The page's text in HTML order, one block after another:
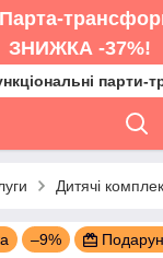
ЗНИЖКА -37%!
парти-
Дитячі
–9%